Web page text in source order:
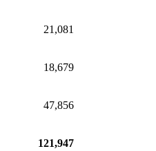
21,081
18,679
47,856
121,947